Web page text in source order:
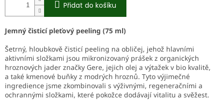
Přidat do košíku
Jemný čisticí pleťový peeling (75 ml)
Šetrný, hloubkově čisticí peeling na obličej, jehož hlavními
aktivními složkami jsou mikronizovaný prášek z organických
hroznových jader značky Gere, jejich olej a výtažek v bio kvalitě,
a také kmenové buňky z modrých hroznů. Tyto výjimečné
ingredience jsme zkombinovali s výživnými, regeneračními a
ochrannými složkami, které pokožce dodávají vitalitu a svěžest.